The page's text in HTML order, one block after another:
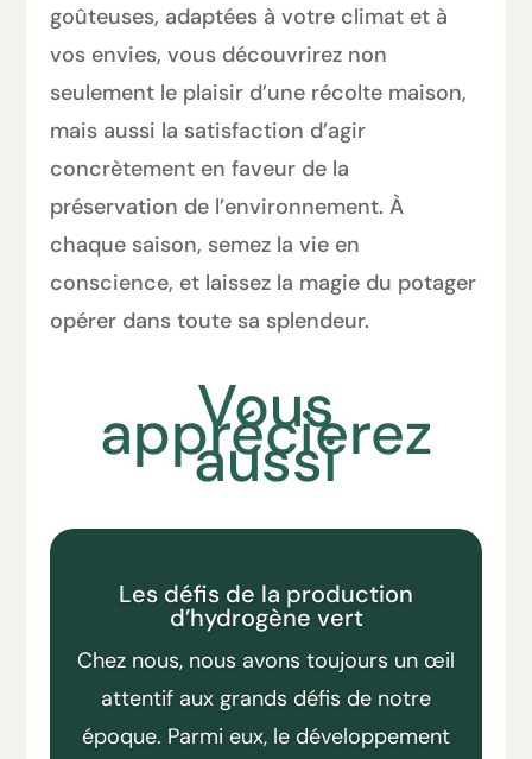
goûteuses, adaptées à votre climat et à
vos envies, vous découvrirez non
seulement le plaisir d’une récolte maison,
mais aussi la satisfaction d’agir
concrètement en faveur de la
préservation de l’environnement. À
chaque saison, semez la vie en
conscience, et laissez la magie du potager
opérer dans toute sa splendeur. ​
Vous
apprécierez
aussi
Les défis de la production
d’hydrogène vert
Chez nous, nous avons toujours un œil
attentif aux grands défis de notre
époque. Parmi eux, le développement